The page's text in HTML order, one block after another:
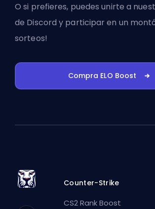
O si prefieres, puedesunirte a
de Discord y participar en un
sorteos!
Compra ELO Boost
Counter-Strike
CS2 Rank Boost